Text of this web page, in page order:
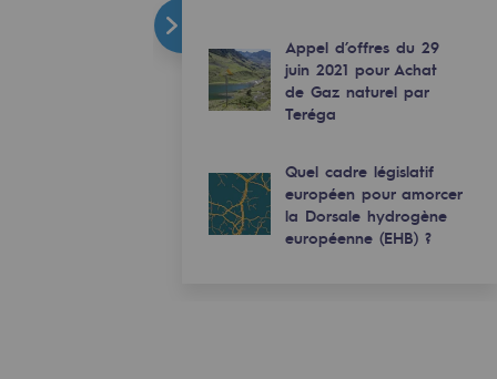
Appel d’offres du 29
juin 2021 pour Achat
de Gaz naturel par
Teréga
Quel cadre législatif
européen pour amorcer
la Dorsale hydrogène
européenne (EHB) ?